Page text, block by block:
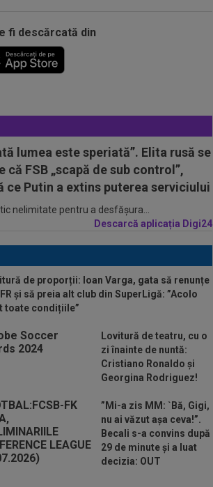
fi descărcată din
lumea este speriată”. Elita rusă se
că FSB „scapă de sub control”,
ce Putin a extins puterea serviciului
nelimitate pentru a desfășura...
Descarcă aplicația Digi24
de proporții: Ioan Varga, gata să renunțe
și să preia alt club din SuperLigă: ”Acolo
toate condițiile”
Lovitură de teatru, cu o
zi înainte de nuntă:
Cristiano Ronaldo și
Georgina Rodriguez!
”Mi-a zis MM: `Bă, Gigi,
nu ai văzut așa ceva!”.
Becali s-a convins după
29 de minute și a luat
decizia: OUT